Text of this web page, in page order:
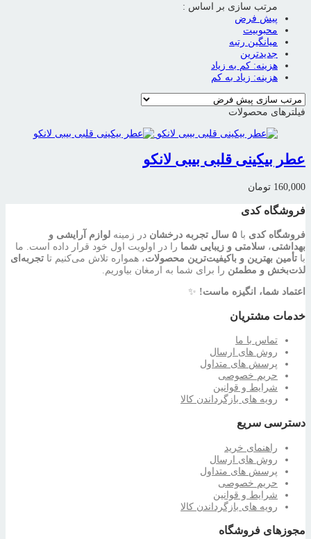
مرتب سازی بر اساس :
پیش فرض
محبوبیت
میانگین رتبه
جدیدترین
هزینه: کم به زیاد
هزینه: زیاد به کم
فیلترهای محصولات
عطر بیکینی قلبی بیبی لانکو
160,000 تومان
فروشگاه کدی
فروشگاه کدی با ۵ سال تجربه درخشان در زمینه لوازم آرایشی و
بهداشتی، سلامتی و زیبایی شما را در اولویت اول خود قرار داده است. ما
با تأمین بهترین و باکیفیت‌ترین محصولات، همواره تلاش می‌کنیم تا تجربه‌ای
لذت‌بخش و مطمئن را برای شما به ارمغان بیاوریم.
اعتماد شما، انگیزه ماست! ✨
خدمات مشتریان
تماس با ما
روش های ارسال
پرسش های متداول
حریم خصوصی
شرایط و قوانین
رویه های بازگرداندن کالا
دسترسی سریع
راهنمای خرید
روش های ارسال
پرسش های متداول
حریم خصوصی
شرایط و قوانین
رویه های بازگرداندن کالا
مجوزهای فروشگاه